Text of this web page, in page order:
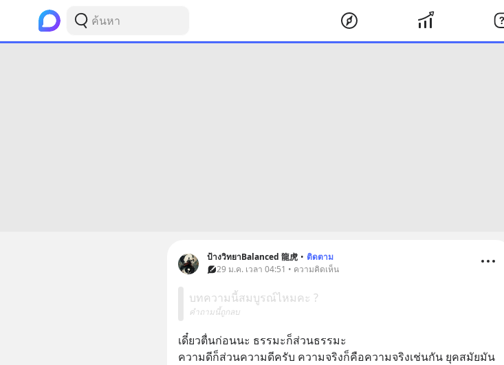
ป้างวิทยาBalanced 龍虎 • ติดตาม
29 ม.ค. เวลา 04:51 • ความคิดเห็น
บทความนี้สมบูรณ์ไหมคะ ?
คำถามนี้ถูกลบ
เดี๋ยวตื่นก่อนนะ ธรรมะก็ส่วนธรรมะ
ความดีก็ส่วนความดีครับ ความจริงก็คือความจริงเช่นกัน ยุคสมัยมัน